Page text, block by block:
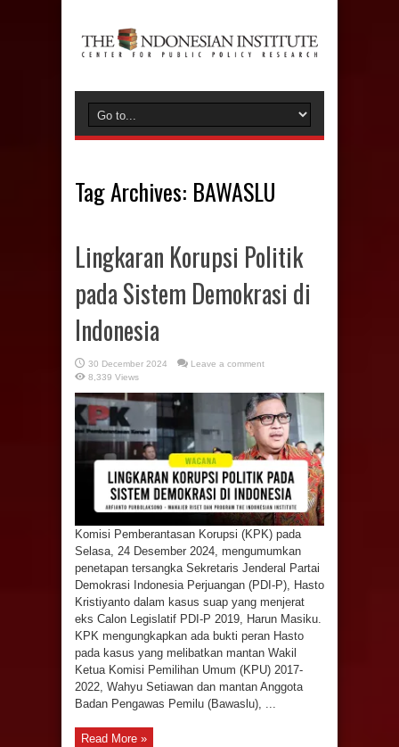
Tag Archives: BAWASLU
Lingkaran Korupsi Politik
pada Sistem Demokrasi di
Indonesia
30 December 2024
Leave a comment
8,339 Views
Komisi Pemberantasan Korupsi (KPK) pada
Selasa, 24 Desember 2024, mengumumkan
penetapan tersangka Sekretaris Jenderal Partai
Demokrasi Indonesia Perjuangan (PDI-P), Hasto
Kristiyanto dalam kasus suap yang menjerat
eks Calon Legislatif PDI-P 2019, Harun Masiku.
KPK mengungkapkan ada bukti peran Hasto
pada kasus yang melibatkan mantan Wakil
Ketua Komisi Pemilihan Umum (KPU) 2017-
2022, Wahyu Setiawan dan mantan Anggota
Badan Pengawas Pemilu (Bawaslu), ...
Read More »